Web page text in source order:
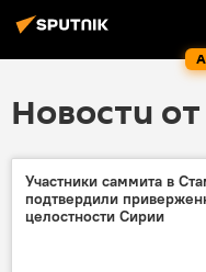
Новости от
Участники саммита в
подтвердили
целостности Сирии